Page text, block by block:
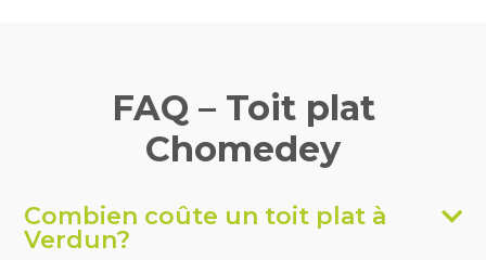
FAQ – Toit plat
Chomedey
Combien coûte un toit plat à
Verdun?